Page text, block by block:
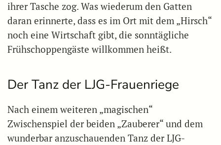
ihrer Tasche zog. Was wiederum den Gatten
daran erinnerte, dass es im Ort mit dem „Hirsch“
noch eine Wirtschaft gibt, die sonntägliche
Frühschoppengäste willkommen heißt.
Der Tanz der LJG-Frauenriege
Nach einem weiteren „magischen“
Zwischenspiel der beiden „Zauberer“ und dem
wunderbar anzuschauenden Tanz der LJG-